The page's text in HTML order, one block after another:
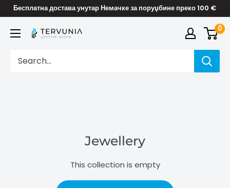
Skip
content
Бесплатна достава унутар Немачке за поруџбине преко 100 €
TERVUNIA
Stores
0
Jewellery
This collection is empty